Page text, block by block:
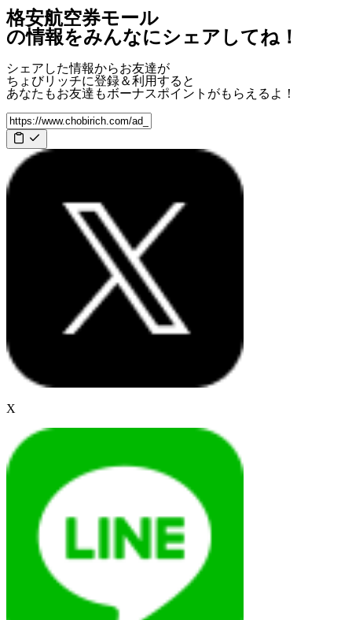
格安航空券モール
の情報をみんなにシェアしてね！
シェアした情報からお友達が
ちょびリッチに登録＆利用すると
あなたもお友達もボーナスポイント がもらえるよ！
X